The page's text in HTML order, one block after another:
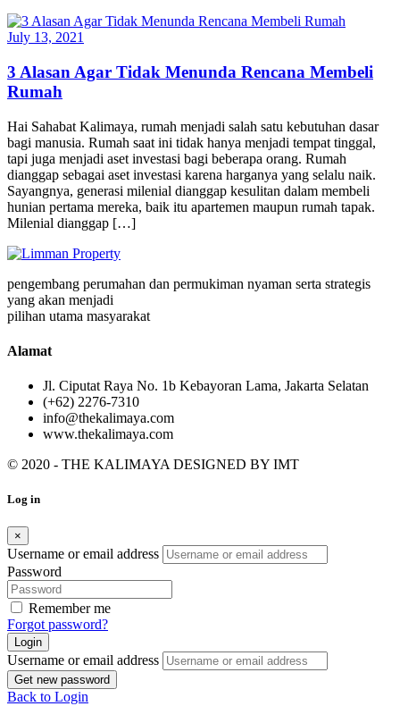
July 13, 2021
3 Alasan Agar Tidak Menunda Rencana Membeli
Rumah
Hai Sahabat Kalimaya, rumah menjadi salah satu kebutuhan dasar
bagi manusia. Rumah saat ini tidak hanya menjadi tempat tinggal,
tapi juga menjadi aset investasi bagi beberapa orang. Rumah
dianggap sebagai aset investasi karena harganya yang selalu naik.
Sayangnya, generasi milenial dianggap kesulitan dalam membeli
hunian pertama mereka, baik itu apartemen maupun rumah tapak.
Milenial dianggap […]
pengembang perumahan dan permukiman nyaman serta strategis
yang akan menjadi
pilihan utama masyarakat
Alamat
Jl. Ciputat Raya No. 1b Kebayoran Lama, Jakarta Selatan
(+62) 2276-7310
info@thekalimaya.com
www.thekalimaya.com
© 2020 - THE KALIMAYA DESIGNED BY IMT
Log in
×
Username or email address
Password
Remember me
Forgot password?
Login
Username or email address
Get new password
Back to Login